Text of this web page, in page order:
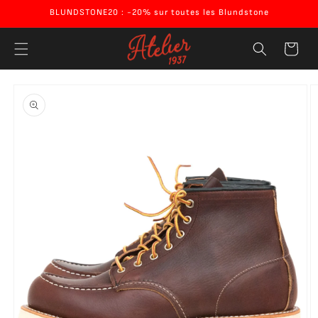
passer au
contenu
BLUNDSTONE20 : -20% sur toutes les Blundstone
Panier
informations
produits